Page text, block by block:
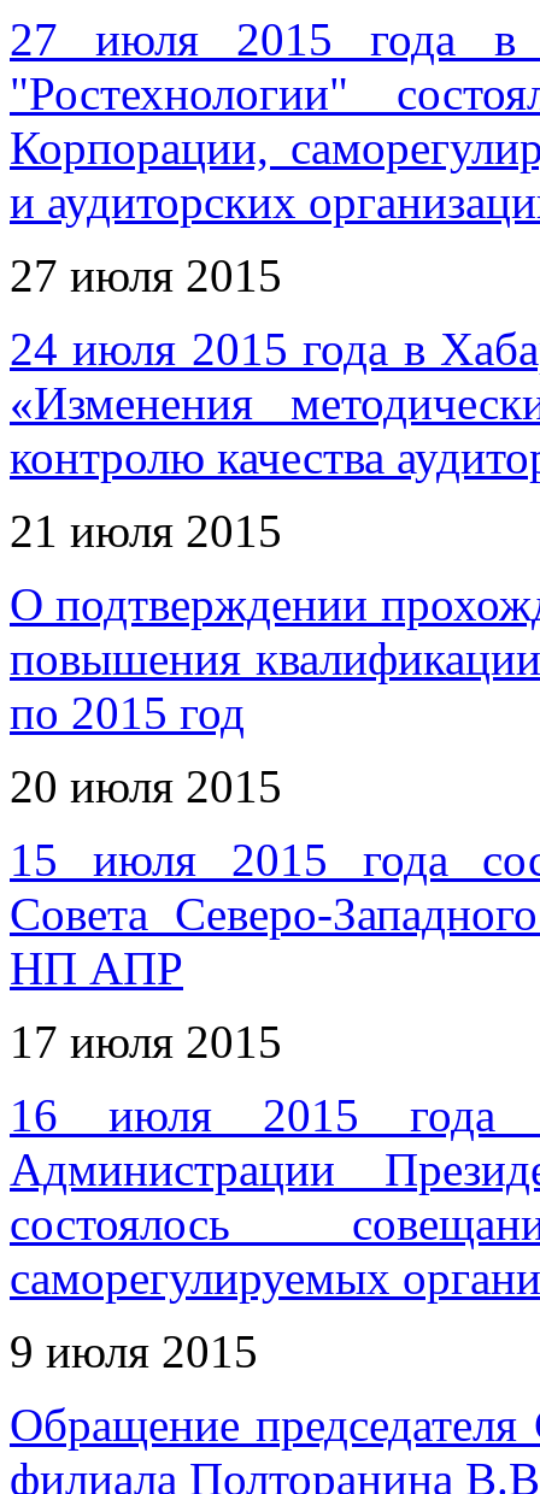
27 июля 2015 года в
"Ростехнологии"
Корпорации,
и аудиторских
27 июля 2015
24 июля 2015 года в
«Изменения
контролю качества
21 июля 2015
О подтверждении
повышения
по 2015 год
20 июля 2015
15 июля 2015 года
Совета Северо-
НП АПР
17 июля 2015
16 июля 2015 года в
Администрации
состоялось
саморегулируемых
9 июля 2015
Обращение
филиала Полторанина